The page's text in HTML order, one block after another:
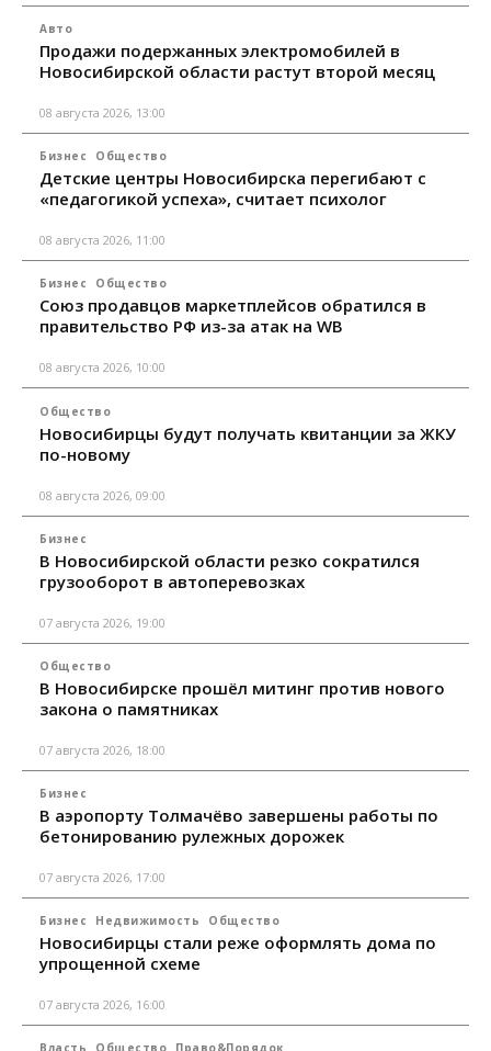
Авто
Продажи подержанных электромобилей в
Новосибирской области растут второй месяц
08 августа 2026, 13:00
Бизнес Общество
Детские центры Новосибирска перегибают с
«педагогикой успеха», считает психолог
08 августа 2026, 11:00
Бизнес Общество
Союз продавцов маркетплейсов обратился в
правительство РФ из-за атак на WB
08 августа 2026, 10:00
Общество
Новосибирцы будут получать квитанции за ЖКУ
по-новому
08 августа 2026, 09:00
Бизнес
В Новосибирской области резко сократился
грузооборот в автоперевозках
07 августа 2026, 19:00
Общество
В Новосибирске прошёл митинг против нового
закона о памятниках
07 августа 2026, 18:00
Бизнес
В аэропорту Толмачёво завершены работы по
бетонированию рулежных дорожек
07 августа 2026, 17:00
Бизнес Недвижимость Общество
Новосибирцы стали реже оформлять дома по
упрощенной схеме
07 августа 2026, 16:00
Власть Общество Право&Порядок